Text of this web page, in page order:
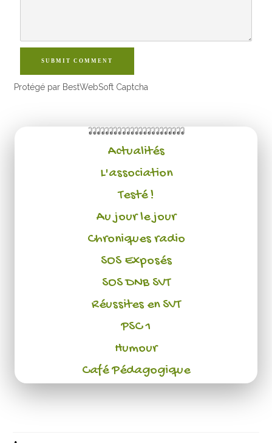
SUBMIT COMMENT
Protégé par BestWebSoft Captcha
Actualités
L'association
Testé !
Au jour le jour
Chroniques radio
SOS Exposés
SOS DNB SVT
Réussites en SVT
PSC 1
Humour
Café Pédagogique